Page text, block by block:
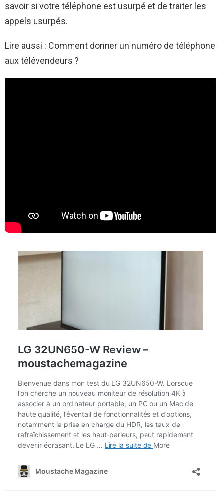
savoir si votre téléphone est usurpé et de traiter les
appels usurpés.
Lire aussi : Comment donner un numéro de téléphone
aux télévendeurs ?